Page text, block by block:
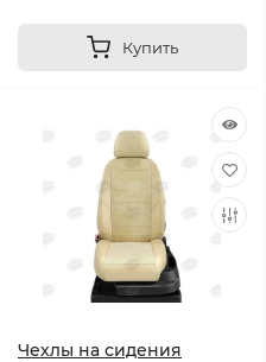
Купить
Чехлы на сидения